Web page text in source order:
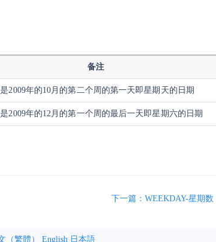
备注
2009年的10月的第二个周的第一天即星期天的日期
2009年的12月的第一个周的最后一天即星期六的日期
下一篇：WEEKDAY-星期数
（繁體） English 日本語